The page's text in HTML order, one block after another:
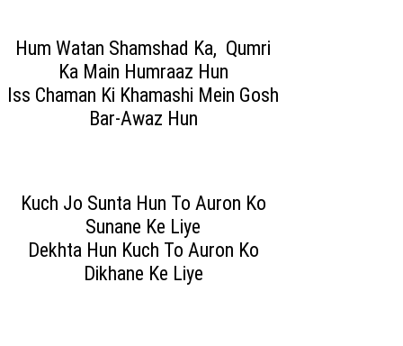
Hum Watan Shamshad Ka, Qumri
Ka Main Humraaz Hun
Iss Chaman Ki Khamashi Mein Gosh
Bar-Awaz Hun
Kuch Jo Sunta Hun To Auron Ko
Sunane Ke Liye
Dekhta Hun Kuch To Auron Ko
Dikhane Ke Liye